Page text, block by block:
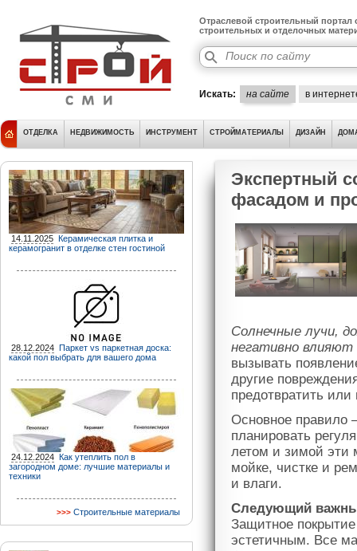
Отраслевой строительный портал
строительных и отделочных
Искать: на сайте в
ОТДЕЛКА НЕДВИЖИМОСТЬ ИНСТРУМЕНТ СТРОЙМАТЕРИАЛЫ ДИЗАЙН
14.11.2025 Керамическая плитка и
керамогранит в отделке стен гостиной
28.12.2024 Паркет vs паркетная доска:
какой пол выбрать для вашего дома
24.12.2024 Как утеплить пол в
загородном доме: лучшие материалы и
техники
Строительные материалы
Экспертный
фасадом и
Солнечные лучи,
негативно влияют
вызывать
другие
предотвратить
Основное правило
планировать
летом и зимой эти
мойке, чистке и
и влаги.
Следующий
Защитное
эстетичным. Все